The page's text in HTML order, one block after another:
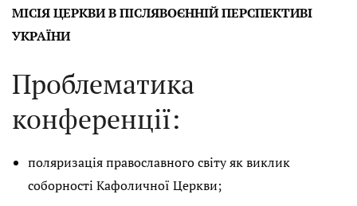
МІСІЯ ЦЕРКВИ В ПІСЛЯВОЄННІЙ ПЕРСПЕКТИВІ
УКРАЇНИ
Проблематика
конференції:
поляризація православного світу як виклик
соборності Кафоличної Церкви;